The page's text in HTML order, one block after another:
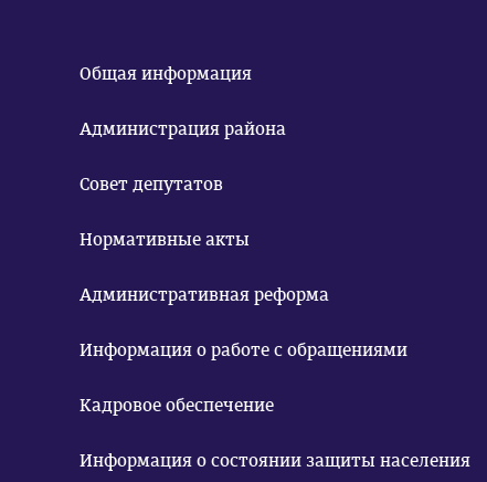
Общая информация
Администрация района
Совет депутатов
Нормативные акты
Административная реформа
Информация о работе с обращениями
Кадровое обеспечение
Информация о состоянии защиты населения